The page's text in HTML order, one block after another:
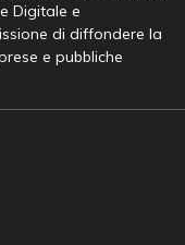
Digitale e
di diffondere la
e pubbliche